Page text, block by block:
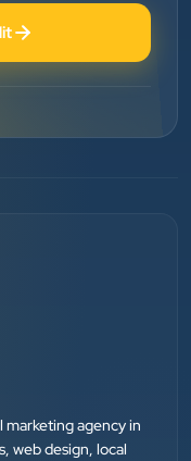
”
RESULT
”
services in
many patients
marketing agency in
web design, local